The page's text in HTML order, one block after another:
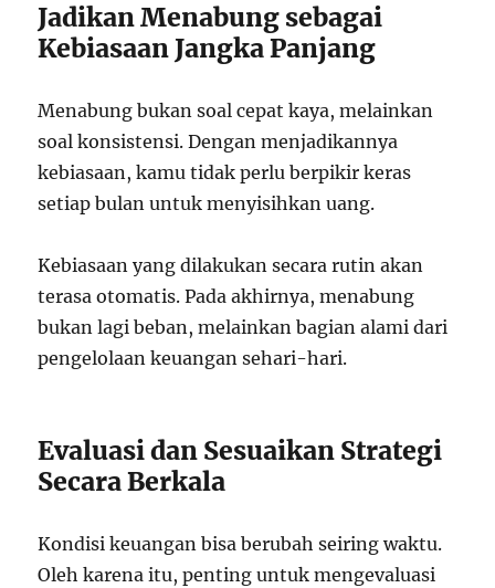
Jadikan Menabung sebagai
Kebiasaan Jangka Panjang
Menabung bukan soal cepat kaya, melainkan
soal konsistensi. Dengan menjadikannya
kebiasaan, kamu tidak perlu berpikir keras
setiap bulan untuk menyisihkan uang.
Kebiasaan yang dilakukan secara rutin akan
terasa otomatis. Pada akhirnya, menabung
bukan lagi beban, melainkan bagian alami dari
pengelolaan keuangan sehari-hari.
Evaluasi dan Sesuaikan Strategi
Secara Berkala
Kondisi keuangan bisa berubah seiring waktu.
Oleh karena itu, penting untuk mengevaluasi